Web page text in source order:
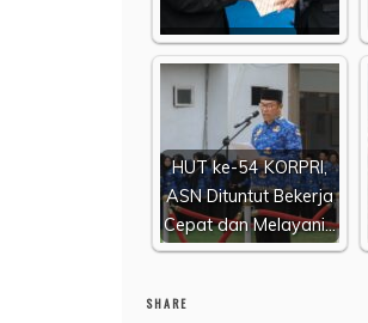
HUT ke-54 KORPRI,
ASN Dituntut Bekerja
Cepat dan Melayani…
SHARE